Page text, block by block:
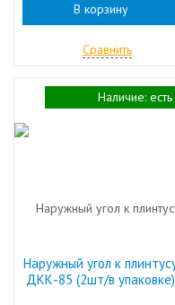
В корзину
Сравнить
Наружный угол к
ДКК-85 (2шт/в упаковке)
Наличие: есть